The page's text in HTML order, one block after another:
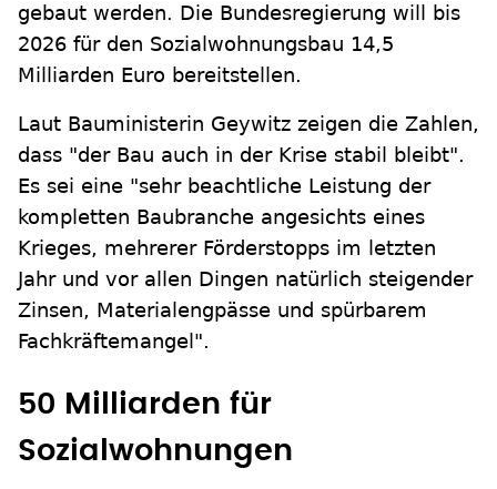
gebaut werden. Die Bundesregierung will bis
2026 für den Sozialwohnungsbau 14,5
Milliarden Euro bereitstellen.
Laut Bauministerin Geywitz zeigen die Zahlen,
dass "der Bau auch in der Krise stabil bleibt".
Es sei eine "sehr beachtliche Leistung der
kompletten Baubranche angesichts eines
Krieges, mehrerer Förderstopps im letzten
Jahr und vor allen Dingen natürlich steigender
Zinsen, Materialengpässe und spürbarem
Fachkräftemangel".
50 Milliarden für
Sozialwohnungen